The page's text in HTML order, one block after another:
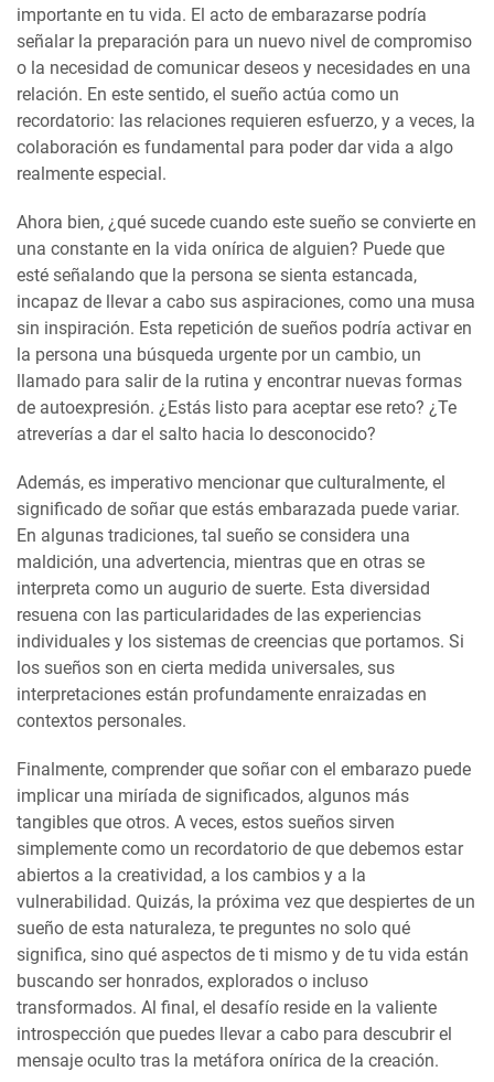
importante en tu vida. El acto de embarazarse podría
señalar la preparación para un nuevo nivel de compromiso
o la necesidad de comunicar deseos y necesidades en una
relación. En este sentido, el sueño actúa como un
recordatorio: las relaciones requieren esfuerzo, y a veces, la
colaboración es fundamental para poder dar vida a algo
realmente especial.
Ahora bien, ¿qué sucede cuando este sueño se convierte en
una constante en la vida onírica de alguien? Puede que
esté señalando que la persona se sienta estancada,
incapaz de llevar a cabo sus aspiraciones, como una musa
sin inspiración. Esta repetición de sueños podría activar en
la persona una búsqueda urgente por un cambio, un
llamado para salir de la rutina y encontrar nuevas formas
de autoexpresión. ¿Estás listo para aceptar ese reto? ¿Te
atreverías a dar el salto hacia lo desconocido?
Además, es imperativo mencionar que culturalmente, el
significado de soñar que estás embarazada puede variar.
En algunas tradiciones, tal sueño se considera una
maldición, una advertencia, mientras que en otras se
interpreta como un augurio de suerte. Esta diversidad
resuena con las particularidades de las experiencias
individuales y los sistemas de creencias que portamos. Si
los sueños son en cierta medida universales, sus
interpretaciones están profundamente enraizadas en
contextos personales.
Finalmente, comprender que soñar con el embarazo puede
implicar una miríada de significados, algunos más
tangibles que otros. A veces, estos sueños sirven
simplemente como un recordatorio de que debemos estar
abiertos a la creatividad, a los cambios y a la
vulnerabilidad. Quizás, la próxima vez que despiertes de un
sueño de esta naturaleza, te preguntes no solo qué
significa, sino qué aspectos de ti mismo y de tu vida están
buscando ser honrados, explorados o incluso
transformados. Al final, el desafío reside en la valiente
introspección que puedes llevar a cabo para descubrir el
mensaje oculto tras la metáfora onírica de la creación.